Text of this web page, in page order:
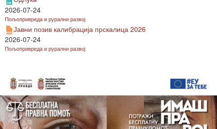
2026-07-24
Пољопривреда и рурални развој
Јавни позив калибрација прскалица 2026
2026-07-24
Пољопривреда и рурални развој